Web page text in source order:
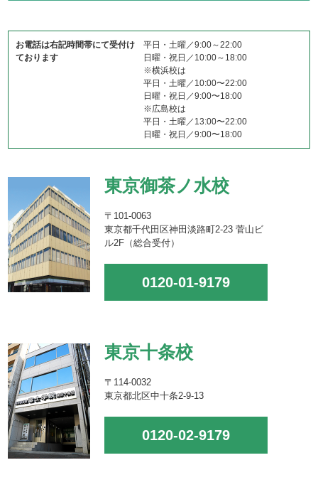
お電話は右記時間帯にて受付け
ております
平日・土曜／9:00～22:00
日曜・祝日／10:00～18:00
※横浜校は
平日・土曜／10:00〜22:00
日曜・祝日／9:00〜18:00
※広島校は
平日・土曜／13:00〜22:00
日曜・祝日／9:00〜18:00
東京御茶ノ水校
〒101-0063
東京都千代田区神田淡路町2-23 菅山ビ
ル2F（総合受付）
0120-01-9179
東京十条校
〒114-0032
東京都北区中十条2-9-13
0120-02-9179